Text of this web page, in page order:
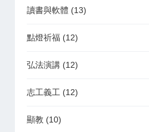
讀書與軟體 (13)
點燈祈福 (12)
弘法演講 (12)
志工義工 (12)
顯教 (10)